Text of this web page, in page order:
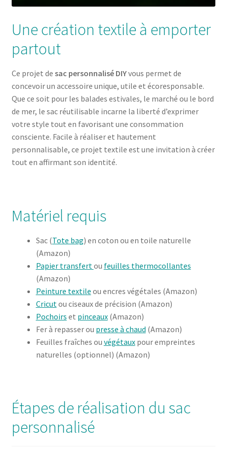
Une création textile à emporter
partout
Ce projet de sac personnalisé DIYvous permet de
concevoir un accessoire unique, utile et écoresponsable.
Que ce soit pour les balades estivales, le marché ou le bord
de mer, le sac réutilisable incarne la liberté d’exprimer
votre style tout en favorisant une consommation
consciente. Facile à réaliser et hautement
personnalisable, ce projet textile est une invitation à créer
tout en affirmant son identité.
Matériel requis
Sac (Tote bag) en coton ou en toile naturelle
(Amazon)
Papier transfert ou feuilles thermocollantes
(Amazon)
Peinture textile ou encres végétales (Amazon)
Cricut ou ciseaux de précision (Amazon)
Pochoirs et pinceaux(Amazon)
Fer à repasser ou presse à chaud (Amazon)
Feuilles fraîches ou végétauxpour empreintes
naturelles (optionnel) (Amazon)
Étapes de réalisation du sac
personnalisé